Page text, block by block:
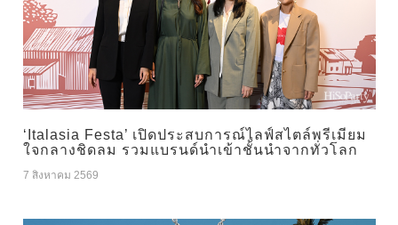
‘Italasia Festa’ เปิดประสบการณ์ไลฟ์สไตล์พรีเมียม
ใจกลางชิดลม รวมแบรนด์นำเข้าชั้นนำจากทั่วโลก
7 สิงหาคม 2569